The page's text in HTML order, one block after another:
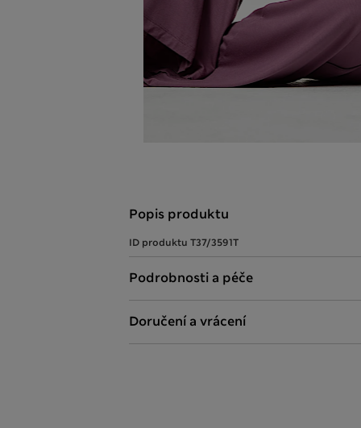
Popis produktu
ID produktu T37/3591T
Podrobnosti a péče
Doručení a vrácení